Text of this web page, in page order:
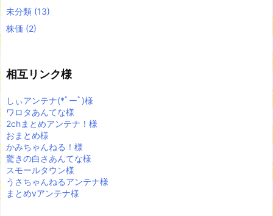
未分類 (13)
株価 (2)
相互リンク様
しぃアンテナ(*ﾟーﾟ)様
ワロタあんてな様
2chまとめアンテナ！様
おまとめ様
かみちゃんねる！様
驚きの白さあんてな様
スモールタウン様
うさちゃんねるアンテナ様
まとめvアンテナ様